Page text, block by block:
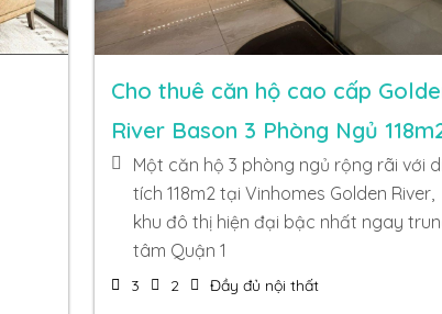
Cho thuê căn hộ cao cấp
River Bason 3 Phòng Ngủ
Một căn hộ 3 phòng ngủ rộng rãi với
tích 118m2 tại Vinhomes Golden River,
khu đô thị hiện đại bậc nhất ngay
tâm Quận 1
3 2 Đầy đủ nội thất